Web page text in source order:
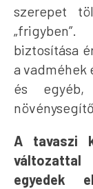
szerepet
biztosítása
a vadméhek
és egyéb,
A tavaszi
egyedek